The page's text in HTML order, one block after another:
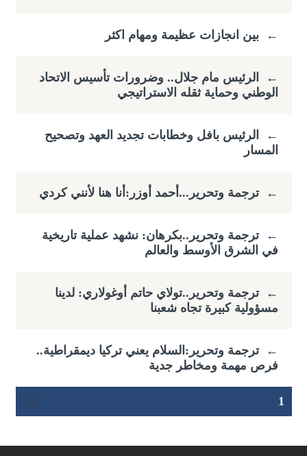
← بين انجازات عظيمة ومهام اكثر
←
الرئيس مام جلال.. وضرورات تأسيس الاتحاد
الوطني وحماية ثقله الاستراتيجي
←
الرئيس بافل وخطابات تجديد العهد وتصحيح
المسار
← ترجمة وتحرير...أحمد أوزر:أنا هنا لأنني كردي
← ترجمة وتحرير..بكرهان: نشهد عملية تاريخية
في الشرق الأوسط والعالم
← ترجمة وتحرير..تولاي حاتم أوغولاري: لدينا
مسؤولية كبيرة تجاه شعبنا
← ترجمة وتحرير:السلام يعني تركيا ديمقراطية..
فرص مهمة ومخاطر جدية
1
2
3